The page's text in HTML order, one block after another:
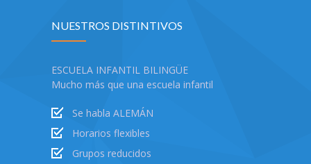
NUESTROS DISTINTIVOS
ESCUELA INFANTIL BILINGÜE
Mucho más que una escuela infantil
Se habla ALEMÁN
Horarios flexibles
Grupos reducidos